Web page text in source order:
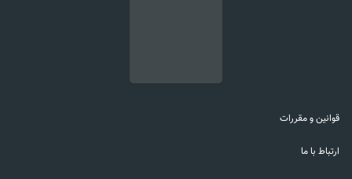
قوانین و مقررات
ارتباط با ما